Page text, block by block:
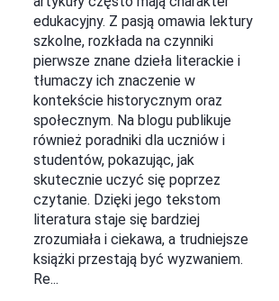
edukacyjny. Z pasją omawia lektury
szkolne, rozkłada na czynniki
pierwsze znane dzieła literackie i
tłumaczy ich znaczenie w
kontekście historycznym oraz
społecznym. Na blogu publikuje
również poradniki dla uczniów i
studentów, pokazując, jak
skutecznie uczyć się poprzez
czytanie. Dzięki jego tekstom
literatura staje się bardziej
zrozumiała i ciekawa, a trudniejsze
książki przestają być wyzwaniem.
Re...